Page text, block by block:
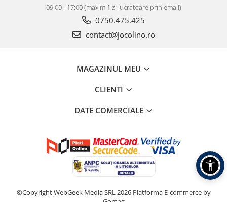
09:00 - 17:00 (maxim 1 zi lucratoare prin email)
0750.475.425
contact@jocolino.ro
MAGAZINUL MEU
CLIENTI
DATE COMERCIALE
©Copyright WebGeek Media SRL 2026 Platforma E-commerce by